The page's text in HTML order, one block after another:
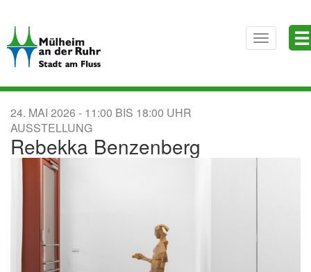
zum
Inhalt
Toggle
navigation
☰
24. MAI 2026 11:00 BIS 18:00
AUSSTELLUNG
Rebekka Benzenberg